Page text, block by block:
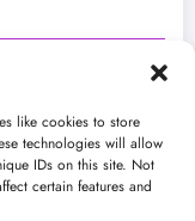
like cookies to store
technologies will allow
IDs on this site. Not
certain features and
Youtube